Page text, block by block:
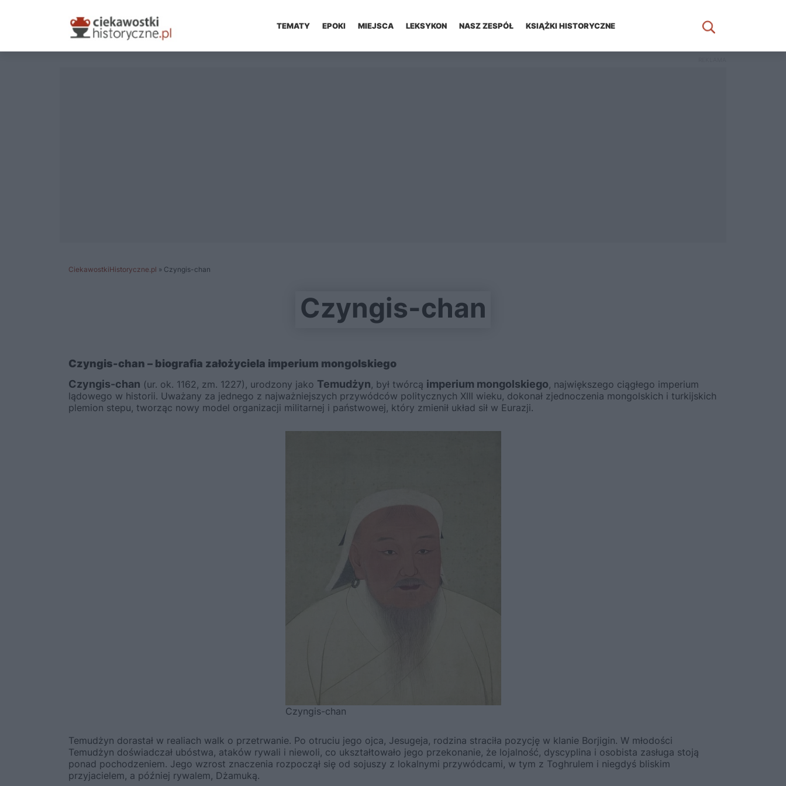
TEMATY EPOKI MIEJSCA LEKSYKON NASZ ZESPÓŁ KSIĄŻKI HISTORYCZNE
CiekawostkiHistoryczne.pl » Czyngis-chan
Czyngis-chan
Czyngis-chan – biografia założyciela imperium mongolskiego
Czyngis-chan (ur. ok. 1162, zm. 1227), urodzony jako Temudżyn, był twórcą imperium mongolskiego, największego ciągłego imperium
lądowego w historii. Uważany za jednego z najważniejszych przywódców politycznych XIII wieku, dokonał zjednoczenia mongolskich i turkijskich
plemion stepu, tworząc nowy model organizacji militarnej i państwowej, który zmienił układ sił w Eurazji.
Czyngis-chan
Temudżyn dorastał w realiach walk o przetrwanie. Po otruciu jego ojca, Jesugeja, rodzina straciła pozycję w klanie Borjigin. W młodości
Temudżyn doświadczał ubóstwa, ataków rywali i niewoli, co ukształtowało jego przekonanie, że lojalność, dyscyplina i osobista zasługa stoją
ponad pochodzeniem. Jego wzrost znaczenia rozpoczął się od sojuszy z lokalnymi przywódcami, w tym z Toghrulem i niegdyś bliskim
przyjacielem, a później rywalem, Dżamuką.